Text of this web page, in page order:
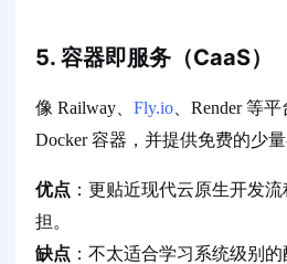
5. 容器即服务（CaaS）
像 Railway、 Fly.io 、Render等平
Docker 容器，并提供免费的少量
优点 ：更贴近现代云原生开发
担。
缺点 ：不太适合学习系统级别